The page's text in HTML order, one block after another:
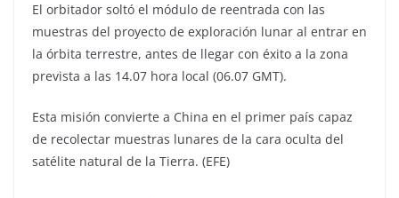
El orbitador soltó el módulo de reentrada con las
muestras del proyecto de exploración lunar al entrar en
la órbita terrestre, antes de llegar con éxito a la zona
prevista a las 14.07 hora local (06.07 GMT).
Esta misión convierte a China en el primer país capaz
de recolectar muestras lunares de la cara oculta del
satélite natural de la Tierra. (EFE)